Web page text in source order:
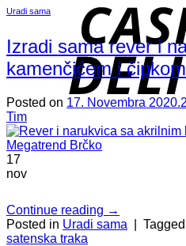
Uradi sama
Izradi sama rever i
kamenčićem i čipkom
Posted on 17. Novembra 2020.
Tim
17
nov
Continue reading →
Posted in Uradi sama Tagged
satenska traka